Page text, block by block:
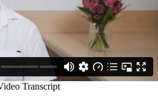
der Erste, der diesen Beitrag